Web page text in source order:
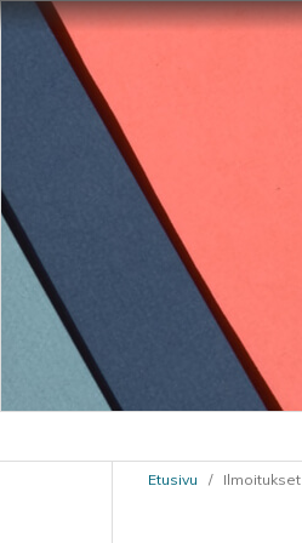
Etusivu / Ilmoitukset